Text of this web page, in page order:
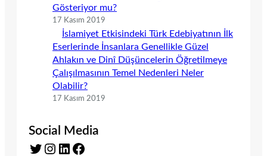
Gösteriyor mu?
17 Kasım 2019
İslamiyet Etkisindeki Türk Edebiyatının İlk
Eserlerinde İnsanlara Genellikle Güzel
Ahlakın ve Dinî Düşüncelerin Öğretilmeye
Çalışılmasının Temel Nedenleri Neler
Olabilir?
17 Kasım 2019
Social Media
Twitter Instagram LinkedIn Facebook